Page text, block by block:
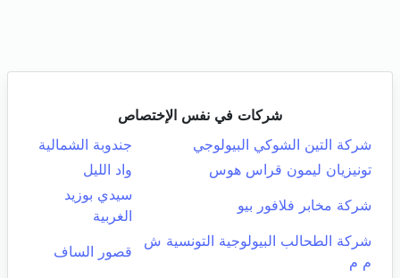
شركات في نفس الإختصاص
شركة التين الشوكي البيولوجي
جندوبة الشمالية
تونيزيان ليمون قراس هوس
واد الليل
شركة مخابر فلافور بيو
سيدي بوزيد
الغربية
شركة الطحالب البيولوجية التونسية ش
م م
قصور الساف